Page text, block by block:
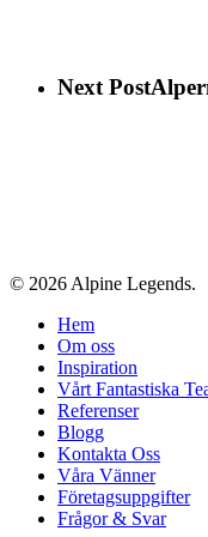
Next Post
© 2026 Alpine Legends.
Close
Menu
Hem
Om oss
Inspiration
Vårt Fantastiska
Referenser
Blogg
Kontakta Oss
Våra Vänner
Företagsuppgifter
Frågor & Svar